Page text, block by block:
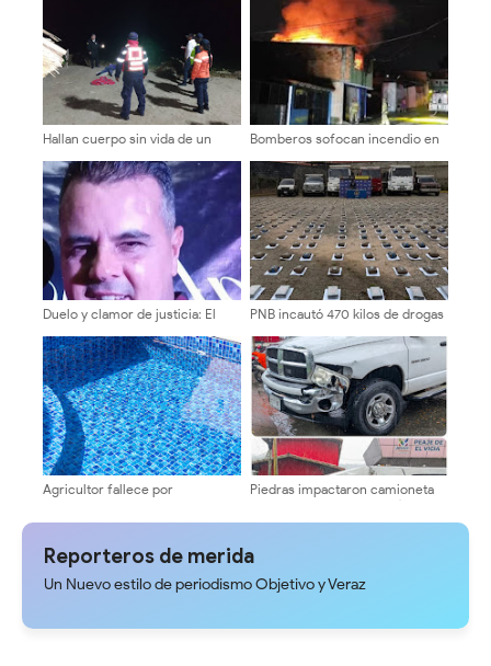
Hallan cuerpo sin vida de un
Bomberos sofocan incendio en
Mérida
Duelo y clamor de justicia: El
trágica partida de Walter Jaimes
PNB incautó 470 kilos de drogas
Agricultor fallece por
recreacional de Chiguará
Piedras impactaron camioneta
en la Local 008 de El Vigía -
Mérida
Reporteros de merida
Un Nuevo estilo de periodismo Objetivo y Veraz